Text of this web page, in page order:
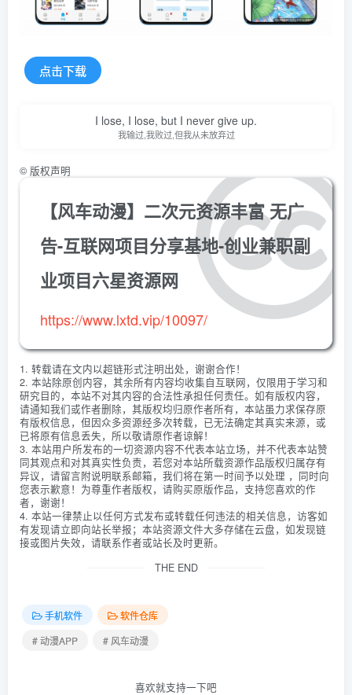
点击下载
I lose, I lose, but I never give up.
我输过,我败过,但我从未放弃过
© 版权声明
【风车动漫】二次元资源丰富 无广
告-互联网项目分享基地-创业兼职副
业项目六星资源网
https://www.lxtd.vip/10097/
1. 转载请在文内以超链形式注明出处，谢谢合作！
2. 本站除原创内容，其余所有内容均收集自互联网，仅限用于学习和
研究目的，本站不对其内容的合法性承担任何责任。如有版权内容，
请通知我们或作者删除，其版权均归原作者所有，本站虽力求保存原
有版权信息，但因众多资源经多次转载，已无法确定其真实来源，或
已将原有信息丢失，所以敬请原作者谅解！
3. 本站用户所发布的一切资源内容不代表本站立场，并不代表本站赞
同其观点和对其真实性负责，若您对本站所载资源作品版权归属存有
异议，请留言附说明联系邮箱，我们将在第一时间予以处理 ，同时向
您表示歉意！为尊重作者版权，请购买原版作品，支持您喜欢的作
者，谢谢！
4. 本站一律禁止以任何方式发布或转载任何违法的相关信息，访客如
有发现请立即向站长举报；本站资源文件大多存储在云盘，如发现链
接或图片失效，请联系作者或站长及时更新。
THE END
手机软件
软件仓库
# 动漫APP
# 风车动漫
喜欢就支持一下吧